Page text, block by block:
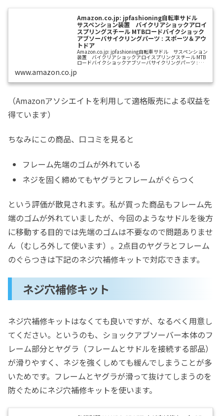
Amazon.co.jp: jpfashioning自転車サドル
サスペンション装置 バイクリアショックアロイ
スプリングスチール MTBロードバイクショック
アブソーバサイクリングパーツ : スポーツ＆アウ
トドア
Amazon.co.jp: jpfashioning自転車サドル サスペンション
装置 バイクリアショックアロイスプリングスチール MTB
ロードバイクショックアブソーバサイクリングパーツ : ス
www.amazon.co.jp
（Amazonアソシエイトを利用して適格販売による収益を
得ています）
ちなみにこの商品、口コミを見ると
フレーム先端のゴムが外れている
ネジを固く締めてもヤグラとフレームがぐらつく
という評価が散見されます。私が買った商品もフレーム先
端のゴムが外れていましたが、今回のようなサドルを後方
に移動する目的では先端のゴムは不要なので問題ありませ
ん（むしろ外して使います）。2点目のヤグラとフレーム
のぐらつきは下記のネジ穴補修キットで対応できます。
ネジ穴補修キット
ネジ穴補修キットはなくても良いですが、なるべく用意し
てください。というのも、ショックアブソーバー本体のフ
レーム部分とヤグラ（フレームとサドルを接続する部品）
が滑りやすく、ネジを強くしめても緩んでしまうことが多
いためです。フレームとヤグラが滑って抜けてしまうのを
防ぐためにネジ穴補修キットを使います。